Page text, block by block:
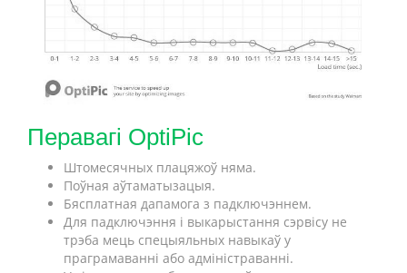
Перавагі OptiPic
Штомесячных плацяжоў няма.
Поўная аўтаматызацыя.
Бясплатная дапамога з падключэннем.
Для падключэння і выкарыстання сэрвісу не
трэба мець спецыяльных навыкаў у
праграмаванні або адміністраванні.